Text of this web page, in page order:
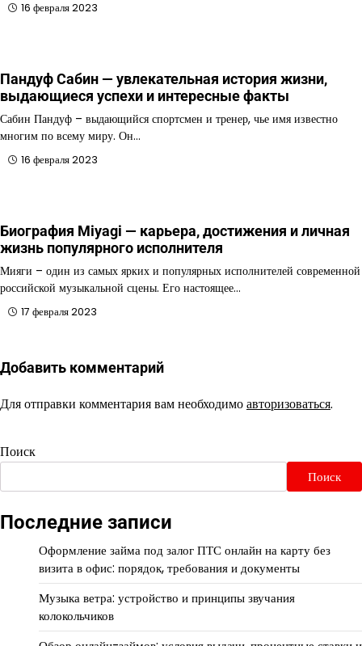
16 февраля 2023
Пандуф Сабин — увлекательная история жизни,
выдающиеся успехи и интересные факты
Сабин Пандуф – выдающийся спортсмен и тренер, чье имя известно
многим по всему миру. Он…
16 февраля 2023
Биография Miyagi — карьера, достижения и личная
жизнь популярного исполнителя
Мияги – один из самых ярких и популярных исполнителей современной
российской музыкальной сцены. Его настоящее…
17 февраля 2023
Добавить комментарий
Для отправки комментария вам необходимоавторизоваться.
Поиск
Поиск
Последние записи
Оформление займа под залог ПТС онлайн на карту без
визита в офис: порядок, требования и документы
Музыка ветра: устройство и принципы звучания
колокольчиков